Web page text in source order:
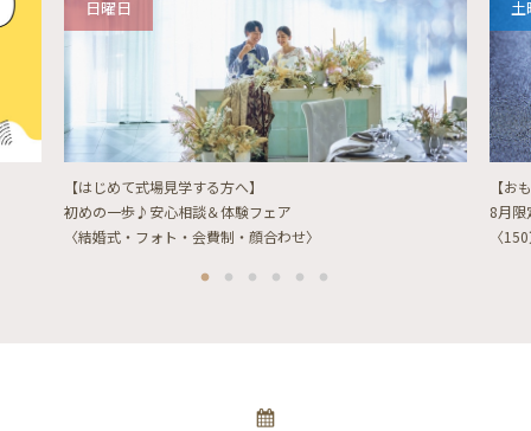
日曜日
【はじめて式場見学する方へ】
初めの一歩♪安心相談＆体験フェア
〈結婚式・フォト・会費制・顔合わせ〉
土
【お
8月限
〈